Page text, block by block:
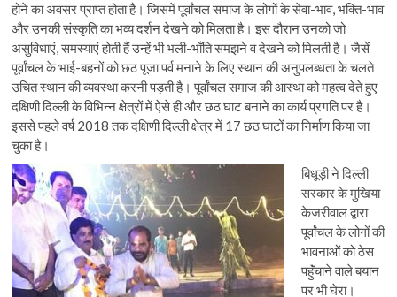
होने का अवसर प्राप्त होता है। जिसमें पूर्वांचल समाज के लोगों के सेवा-भाव, भक्ति-भाव
और उनकी संस्कृति का भव्य दर्शन देखने को मिलता है। इस दौरान उनको जो
असुविधाएं, समस्याएं होती हैं उन्हें भी भली-भॉंति समझने व देखने को मिलती है। जैसें
पूर्वांचल के भाई-बहनों को छठ पूजा पर्व मनाने के लिए स्थान की अनुपलब्धता के चलते
उचित स्थान की व्यवस्था करनी पड़ती है। पूर्वांचल समाज की आस्था को महत्व देते हुए
दक्षिणी दिल्ली के विभिन्न क्षेत्रों में ऐसे ही और छठ घाट बनाने का कार्य प्रगति पर है।
इससे पहले वर्ष 2018 तक दक्षिणी दिल्ली क्षेत्र में 17 छठ घाटों का निर्माण किया जा
चुका है।
बिधूड़ी ने दिल्ली
सरकार के मुखिया
केजरीवाल द्वारा
पूर्वांचल के लोगों की
भावनाओं को ठेस
पहॅुंचाने वाले बयान
पर भी घेरा।